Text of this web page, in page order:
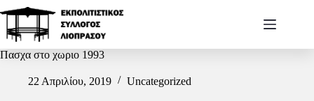
Πασχα στο χωριο 1993
22 Απριλίου, 2019 Uncategorized